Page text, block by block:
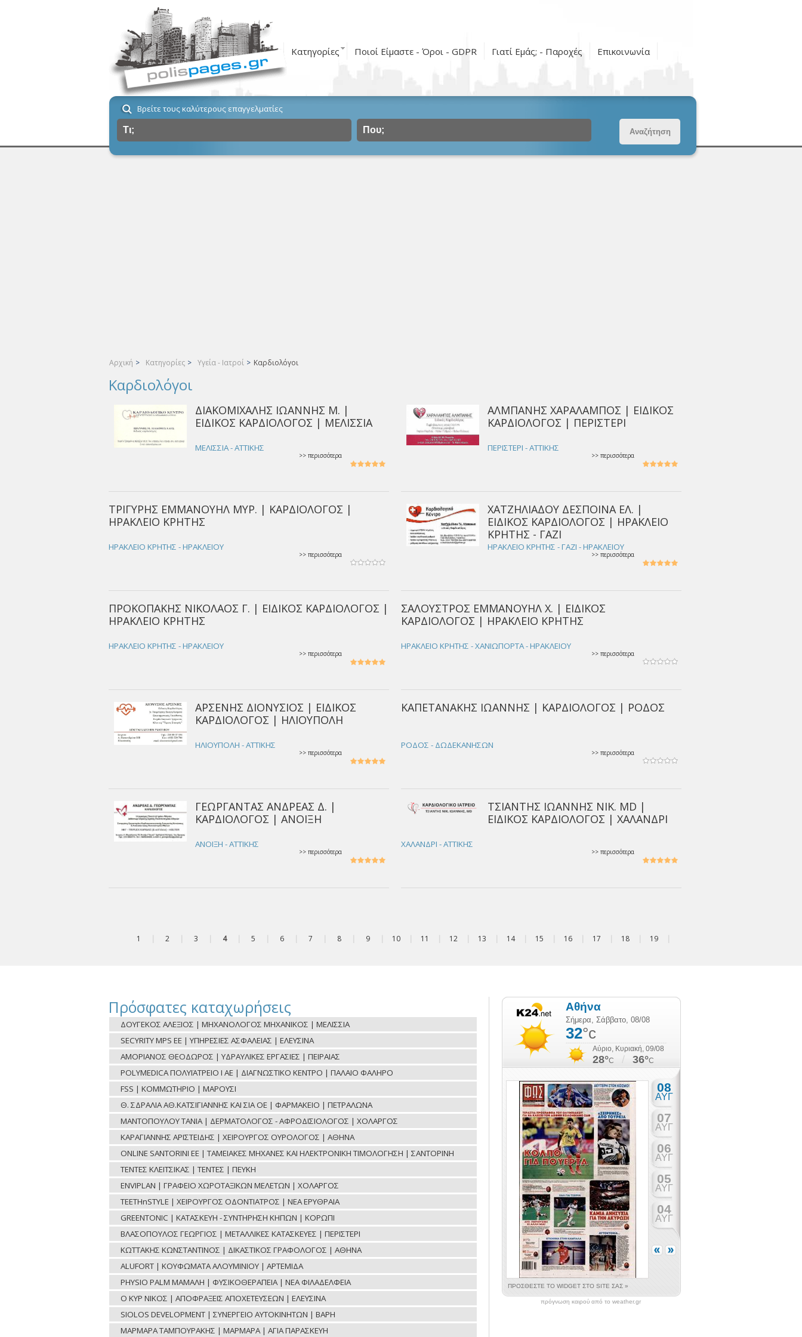
Κατηγορίες Ποιοί Είμαστε - Όροι - GDPR Γιατί Εμάς; - Παροχές Επικοινωνία
Βρείτε τους καλύτερους επαγγελματίες
Αρχική > Κατηγορίες > Υγεία - Ιατροί > Καρδιολόγοι
Καρδιολόγοι
ΔΙΑΚΟΜΙΧΑΛΗΣ ΙΩΑΝΝΗΣ Μ. |
ΕΙΔΙΚΟΣ ΚΑΡΔΙΟΛΟΓΟΣ | ΜΕΛΙΣΣΙΑ
ΜΕΛΙΣΣΙΑ - ΑΤΤΙΚΗΣ
>> περισσότερα
ΑΛΜΠΑΝΗΣ ΧΑΡΑΛΑΜΠΟΣ | ΕΙΔΙΚΟΣ
ΚΑΡΔΙΟΛΟΓΟΣ | ΠΕΡΙΣΤΕΡΙ
ΠΕΡΙΣΤΕΡΙ - ΑΤΤΙΚΗΣ
>> περισσότερα
ΤΡΙΓΥΡΗΣ ΕΜΜΑΝΟΥΗΛ ΜΥΡ. | ΚΑΡΔΙΟΛΟΓΟΣ |
ΗΡΑΚΛΕΙΟ ΚΡΗΤΗΣ
ΗΡΑΚΛΕΙΟ ΚΡΗΤΗΣ - ΗΡΑΚΛΕΙΟΥ
>> περισσότερα
ΧΑΤΖΗΛΙΑΔΟΥ ΔΕΣΠΟΙΝΑ ΕΛ. |
ΕΙΔΙΚΟΣ ΚΑΡΔΙΟΛΟΓΟΣ | ΗΡΑΚΛΕΙΟ
ΚΡΗΤΗΣ - ΓΑΖΙ
ΗΡΑΚΛΕΙΟ ΚΡΗΤΗΣ - ΓΑΖΙ - ΗΡΑΚΛΕΙΟΥ
>> περισσότερα
ΠΡΟΚΟΠΑΚΗΣ ΝΙΚΟΛΑΟΣ Γ. | ΕΙΔΙΚΟΣ ΚΑΡΔΙΟΛΟΓΟΣ |
ΗΡΑΚΛΕΙΟ ΚΡΗΤΗΣ
ΗΡΑΚΛΕΙΟ ΚΡΗΤΗΣ - ΗΡΑΚΛΕΙΟΥ
>> περισσότερα
ΣΑΛΟΥΣΤΡΟΣ ΕΜΜΑΝΟΥΗΛ Χ. | ΕΙΔΙΚΟΣ
ΚΑΡΔΙΟΛΟΓΟΣ | ΗΡΑΚΛΕΙΟ ΚΡΗΤΗΣ
ΗΡΑΚΛΕΙΟ ΚΡΗΤΗΣ - ΧΑΝΙΩΠΟΡΤΑ - ΗΡΑΚΛΕΙΟΥ
>> περισσότερα
ΑΡΣΕΝΗΣ ΔΙΟΝΥΣΙΟΣ | ΕΙΔΙΚΟΣ
ΚΑΡΔΙΟΛΟΓΟΣ | ΗΛΙΟΥΠΟΛΗ
ΗΛΙΟΥΠΟΛΗ - ΑΤΤΙΚΗΣ
>> περισσότερα
ΚΑΠΕΤΑΝΑΚΗΣ ΙΩΑΝΝΗΣ | ΚΑΡΔΙΟΛΟΓΟΣ | ΡΟΔΟΣ
ΡΟΔΟΣ - ΔΩΔΕΚΑΝΗΣΩΝ
>> περισσότερα
ΓΕΩΡΓΑΝΤΑΣ ΑΝΔΡΕΑΣ Δ. |
ΚΑΡΔΙΟΛΟΓΟΣ | ΑΝΟΙΞΗ
ΑΝΟΙΞΗ - ΑΤΤΙΚΗΣ
>> περισσότερα
ΤΣΙΑΝΤΗΣ ΙΩΑΝΝΗΣ NIK. MD |
ΕΙΔΙΚΟΣ ΚΑΡΔΙΟΛΟΓΟΣ | ΧΑΛΑΝΔΡΙ
ΧΑΛΑΝΔΡΙ - ΑΤΤΙΚΗΣ
>> περισσότερα
1 2 3 4 5 6 7 8 9 10 11 12 13 14 15 16 17 18 19
Πρόσφατες καταχωρήσεις
ΔΟΥΓΕΚΟΣ ΑΛΕΞΙΟΣ | ΜΗΧΑΝΟΛΟΓΟΣ ΜΗΧΑΝΙΚΟΣ | ΜΕΛΙΣΣΙΑ
SECYRITY MPS ΕΕ | ΥΠΗΡΕΣΙΕΣ ΑΣΦΑΛΕΙΑΣ | ΕΛΕΥΣΙΝΑ
ΑΜΟΡΙΑΝΟΣ ΘΕΟΔΩΡΟΣ | ΥΔΡΑΥΛΙΚΕΣ ΕΡΓΑΣΙΕΣ | ΠΕΙΡΑΙΑΣ
POLYMEDICA ΠΟΛΥΪΑΤΡΕΙΟ Ι ΑΕ | ΔΙΑΓΝΩΣΤΙΚΟ ΚΕΝΤΡΟ | ΠΑΛΑΙΟ ΦΑΛΗΡΟ
FSS | ΚΟΜΜΩΤΗΡΙΟ | ΜΑΡΟΥΣΙ
Θ. ΣΔΡΑΛΙΑ ΑΘ.ΚΑΤΣΙΓΙΑΝΝΗΣ ΚΑΙ ΣΙΑ ΟΕ | ΦΑΡΜΑΚΕΙΟ | ΠΕΤΡΑΛΩΝΑ
ΜΑΝΤΟΠΟΥΛΟΥ ΤΑΝΙΑ | ΔΕΡΜΑΤΟΛΟΓΟΣ - ΑΦΡΟΔΙΣΙΟΛΟΓΟΣ | ΧΟΛΑΡΓΟΣ
ΚΑΡΑΓΙΑΝΝΗΣ ΑΡΙΣΤΕΙΔΗΣ | ΧΕΙΡΟΥΡΓΟΣ ΟΥΡΟΛΟΓΟΣ | ΑΘΗΝΑ
ONLINE SANTORINI ΕΕ | ΤΑΜΕΙΑΚΕΣ ΜΗΧΑΝΕΣ ΚΑΙ ΗΛΕΚΤΡΟΝΙΚΗ ΤΙΜΟΛΟΓΗΣΗ | ΣΑΝΤΟΡΙΝΗ
ΤΕΝΤΕΣ ΚΛΕΙΤΣΙΚΑΣ | ΤΕΝΤΕΣ | ΠΕΥΚΗ
ENVIPLAN | ΓΡΑΦΕΙΟ ΧΩΡΟΤΑΞΙΚΩΝ ΜΕΛΕΤΩΝ | ΧΟΛΑΡΓΟΣ
TEETHnSTYLE | ΧΕΙΡΟΥΡΓΟΣ ΟΔΟΝΤΙΑΤΡΟΣ | ΝΕΑ ΕΡΥΘΡΑΙΑ
GREENTONIC | ΚΑΤΑΣΚΕΥΗ - ΣΥΝΤΗΡΗΣΗ ΚΗΠΩΝ | ΚΟΡΩΠΙ
ΒΛΑΣΟΠΟΥΛΟΣ ΓΕΩΡΓΙΟΣ | ΜΕΤΑΛΛΙΚΕΣ ΚΑΤΑΣΚΕΥΕΣ | ΠΕΡΙΣΤΕΡΙ
ΚΩΤΤΑΚΗΣ ΚΩΝΣΤΑΝΤΙΝΟΣ | ΔΙΚΑΣΤΙΚΟΣ ΓΡΑΦΟΛΟΓΟΣ | ΑΘΗΝΑ
ALUFORT | ΚΟΥΦΩΜΑΤΑ ΑΛΟΥΜΙΝΙΟΥ | ΑΡΤΕΜΙΔΑ
PHYSIO PALM ΜΑΜΑΛΗ | ΦΥΣΙΚΟΘΕΡΑΠΕΙΑ | ΝΕΑ ΦΙΛΑΔΕΛΦΕΙΑ
Ο ΚΥΡ ΝΙΚΟΣ | ΑΠΟΦΡΑΞΕΙΣ ΑΠΟΧΕΤΕΥΣΕΩΝ | ΕΛΕΥΣΙΝΑ
SIOLOS DEVELOPMENT | ΣΥΝΕΡΓΕΙΟ ΑΥΤΟΚΙΝΗΤΩΝ | ΒΑΡΗ
ΜΑΡΜΑΡΑ ΤΑΜΠΟΥΡΑΚΗΣ | ΜΑΡΜΑΡΑ | ΑΓΙΑ ΠΑΡΑΣΚΕΥΗ
πρόγνωση καιρού από το weather.gr